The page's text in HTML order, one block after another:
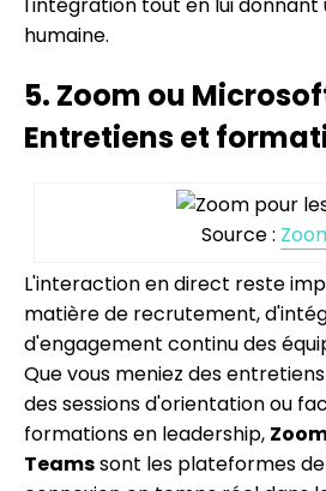
l'intégration tout en lui donnant
humaine.
5. Zoom ou
Entretiens et
Source :
L'interaction en direct reste
matière de recrutement,
d'engagement continu des
Que vous meniez des
des sessions d'orientation ou
formations en leadership,
Teamssont les plateformes